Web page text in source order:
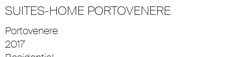
SUITES-HOME PORTOVENERE
Portovenere
2017